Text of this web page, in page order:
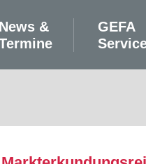
News &
GEFA